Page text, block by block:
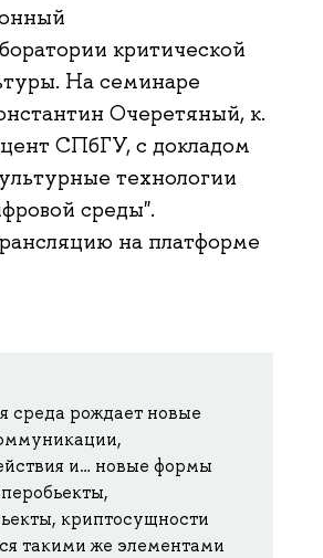
критической
На семинаре
Очеретяный, к.
СПбГУ, с докладом
технологии
среды".
на платформе
среда рождает новые
и… новые формы
криптосущности
такими же элементами